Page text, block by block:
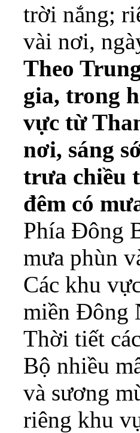
trời nắng;
vài nơi,
Theo
gia, trong
vực từ
nơi, sáng
trưa chiều
đêm có
Phía Đông
mưa phùn
Các khu
miền Đông
Thời tiết
Bộ nhiều
và sương
riêng khu